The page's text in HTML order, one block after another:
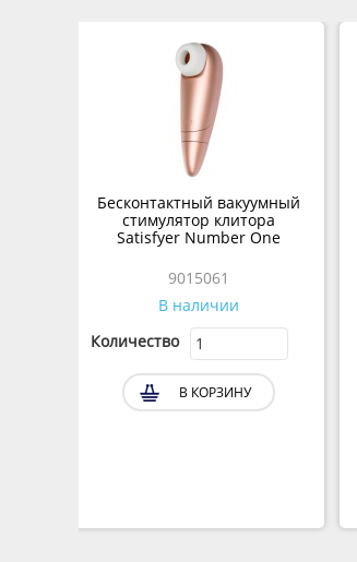
Бесконтактный вакуумный
стимулятор клитора
Satisfyer Number One
9015061
В наличии
Количество
В КОРЗИНУ